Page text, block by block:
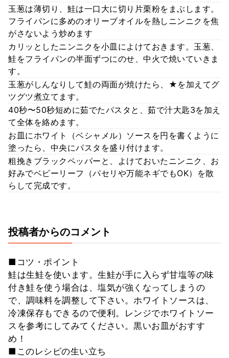
玉葱は薄切り、鮭は一口大に切り片栗粉をまぶします。
フライパンに多めのオリーブオイルを熱しニンニクを焦
がさないよう炒めます
カリッとしたニンニクを小皿によけておきます。玉葱、
鮭をフライパンの半面ずつにのせ、中火で焼いていきま
す。
玉葱がしんなりして鮭の両面が焼けたら、★を加えてグ
ツグツ煮立てます。
40秒〜50秒短めに茹でたパスタと、茹で汁大匙3を加え
て全体を絡めます。
お皿にホワイト（ベシャメル）ソースを円を書くように
塗ったら、中央にパスタを盛り付けます。
粗挽きブラックペッパーと、よけておいたニンニク、お
好みでベビーリーフ（パセリや万能ネギでもOK）を散
らして完成です。
投稿者からのコメント
■コツ・ポイント
鮭は生鮭を使います。生鮭が手に入らず甘塩等の味
付き鮭を使う場合は、塩気が強くなってしまうの
で、調味料を調整して下さい。ホワイトソースは、
冷凍保存もできるので便利。レンジでホワイトソー
スを参考にしてみてください。黒いお皿がおすす
め！
■このレシピの生い立ち